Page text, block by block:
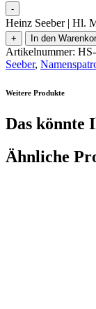
-
Heinz Seeber | Hl.
+ In den
Artikelnummer:
Seeber,
Weitere Produkte
Das könnte
Ähnliche